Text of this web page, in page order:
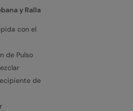
y Ralla
con el
de Pulso
de